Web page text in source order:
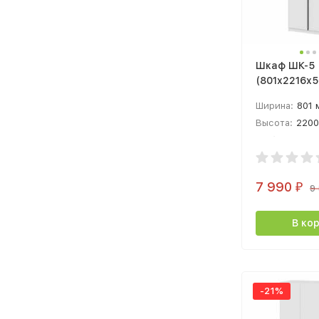
Шкаф ШК-5
Ширина: 801
Высота:
7 990 ₽ 9
В
-21%